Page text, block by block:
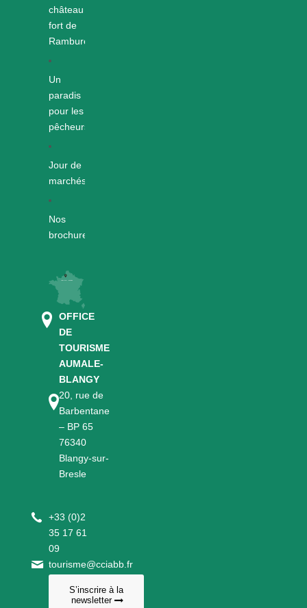
château
fort de
Rambures
Un
paradis
pour les
pêcheurs
Jour de
marchés
Nos
brochures
OFFICE
DE
TOURISME
AUMALE-
BLANGY
20, rue de
Barbentane
– BP 65
76340
Blangy-sur-
Bresle
+33 (0)2
35 17 61
09
tourisme@cciabb.fr
S’inscrire à la
newsletter